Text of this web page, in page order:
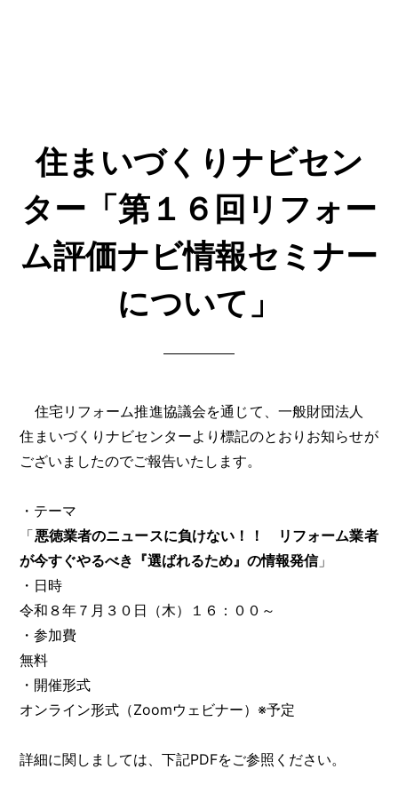
住まいづくりナビセン
ター「第１６回リフォー
ム評価ナビ情報セミナー
について」
住宅リフォーム推進協議会を通じて、一般財団法人
住まいづくりナビセンターより標記のとおりお知らせが
ございましたのでご報告いたします。
・テーマ
「悪徳業者のニュースに負けない！！ リフォーム業者
が今すぐやるべき『選ばれるため』の情報発信」
・日時
令和８年７月３０日（木）１６：００～
・参加費
無料
・開催形式
オンライン形式（Zoomウェビナー）※予定
詳細に関しましては、下記PDFをご参照ください。